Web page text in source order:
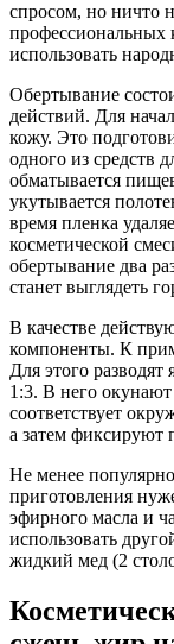
спросом, но ничто
профессиональных
использовать
Обертывание
действий. Для
кожу. Это
одного из средств
обматывается
укутывается
время пленка
косметической
обертывание два
станет выглядеть
В качестве
компоненты. К
Для этого
1:3. В него окунают
соответствует
а затем фиксируют
Не менее
приготовления
эфирного масла и
использовать
жидкий мед (2